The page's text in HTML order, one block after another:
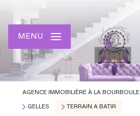
MENU
AGENCE IMMOBILIÈRE À LA BOURBOULE
GELLES TERRAIN A BATIR